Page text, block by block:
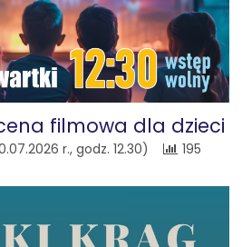
filmowa dla dzieci
r., godz. 12.30) 195